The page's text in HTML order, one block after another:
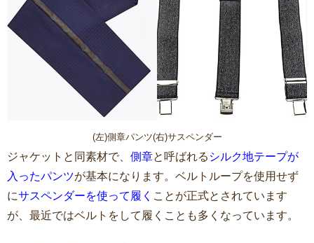
(左)側章パンツ(右)サスペンダー
ジャケットと同素材で、 側章と呼ばれる シルク地テープが
入ったパンツが基本になります。ベルトループを使用せず
にサスペンダーを使って履く ことが正式とされています
が、最近ではベルトをして履くことも多くなっています。